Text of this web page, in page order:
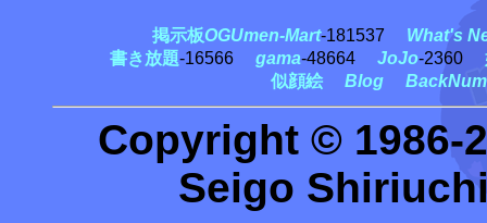
掲示板OGUmen-Mart-181537 What's
書き放題-16566 gama-48664 JoJo-2360
似顔絵
Blog
Copyright © 1986-
Seigo